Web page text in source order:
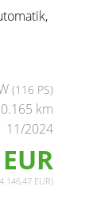
(116 PS)
km
11/2024
EUR)